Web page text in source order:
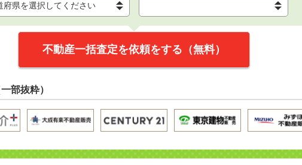
不動産一括査定を依頼をする（無料）
部抜粋）